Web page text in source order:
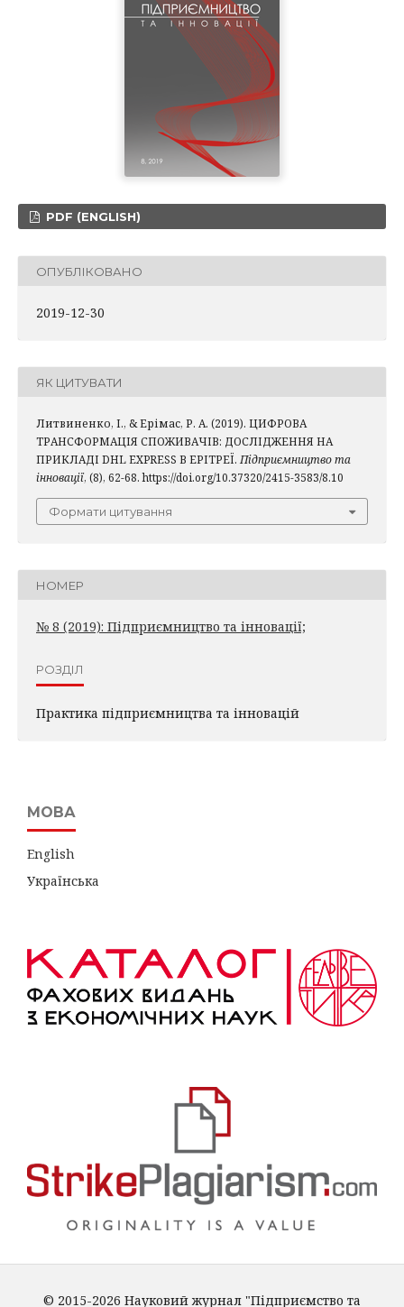
PDF (ENGLISH)
ОПУБЛІКОВАНО
2019-12-30
ЯК ЦИТУВАТИ
Литвиненко, І., & Ерімас, Р. А. (2019). ЦИФРОВА
ТРАНСФОРМАЦІЯ СПОЖИВАЧІВ: ДОСЛІДЖЕННЯ НА
ПРИКЛАДІ DHL EXPRESS В ЕРІТРЕЇ. Підприємництво та
інновації, (8), 62-68. https://doi.org/10.37320/2415-3583/8.10
Формати цитування
НОМЕР
№ 8 (2019): Підприємництво та інновації;
РОЗДІЛ
Практика підприємництва та інновацій
МОВА
English
Українська
© 2015-2026 Науковий журнал "Підприємство та